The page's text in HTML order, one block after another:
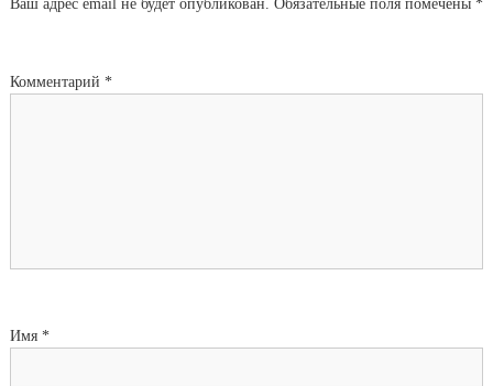
Ваш адрес email не будет опубликован. Обязательные поля помечены *
Комментарий *
Имя *